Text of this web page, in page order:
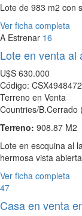
Lote de 983 m2 con
Ver ficha completa
A Estrenar 16
Lote en venta al
U$S 630.000
Código: CSX4948472
Terreno en Venta
Countries/B.Cerrado
Terreno: 908.87 M2
Lote en escquina al
hermosa vista
Ver ficha completa
47
Casa en venta